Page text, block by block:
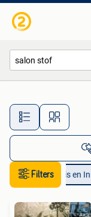
Filters Huis en